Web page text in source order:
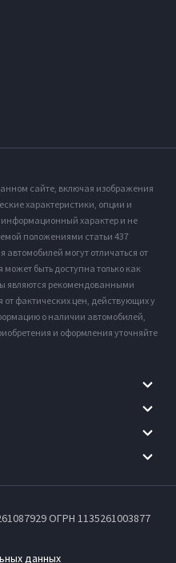
сайте, включая изображения
характеристики, опции и
характер и не
положениями статьи 437
могут отличаться от
быть доступна только как
являются рекомендованными
фактических цен, действующих у
о наличии автомобилей,
и оформления уточняйте
ОГРН 1135261003877
данных